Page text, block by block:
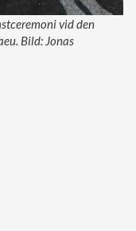
vid den
Bild: Jonas